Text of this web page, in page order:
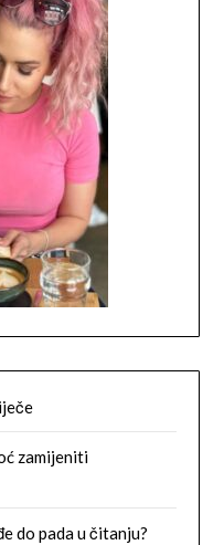
zamijeniti
do pada u čitanju?